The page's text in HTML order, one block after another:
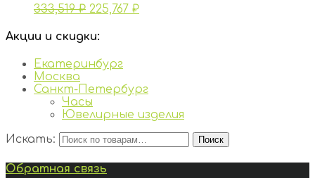
333,519₽ 225,767 ₽
Акции и скидки:
Екатеринбург
Москва
Санкт-Петербург
Часы
Ювелирные изделия
Искать:
Поиск
Обратная связь